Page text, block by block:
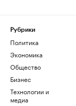
Рубрики
Политика
Экономика
Общество
Бизнес
Технологии и
медиа